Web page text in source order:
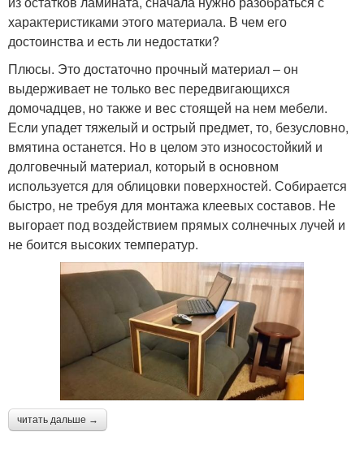
характеристиками этого материала. В чем его
достоинства и есть ли недостатки?
Плюсы. Это достаточно прочный материал – он
выдерживает не только вес передвигающихся
домочадцев, но также и вес стоящей на нем мебели.
Если упадет тяжелый и острый предмет, то, безусловно,
вмятина останется. Но в целом это износостойкий и
долговечный материал, который в основном
используется для облицовки поверхностей. Собирается
быстро, не требуя для монтажа клеевых составов. Не
выгорает под воздействием прямых солнечных лучей и
не боится высоких температур.
читать дальше →